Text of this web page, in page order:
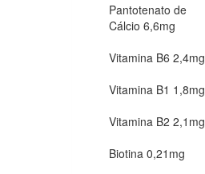
Pantotenato de
Cálcio 6,6mg
Vitamina B6 2,4mg
Vitamina B1 1,8mg
Vitamina B2 2,1mg
Biotina 0,21mg